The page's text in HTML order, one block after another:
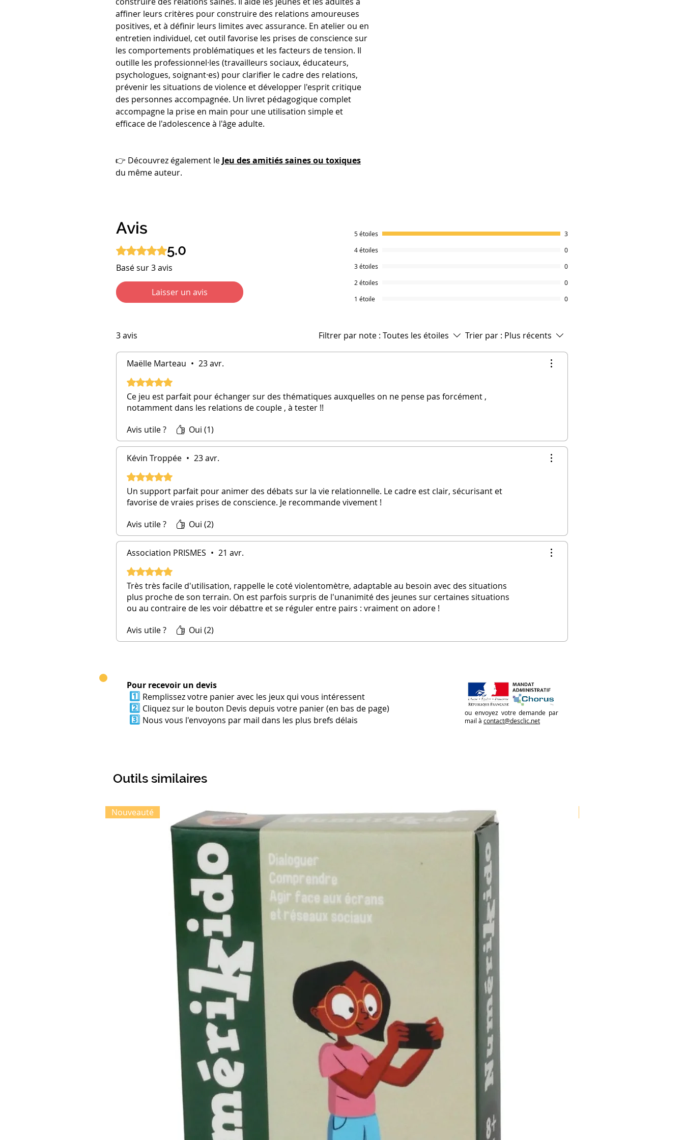
affiner leurs critères pour construire des relations amoureuses
positives, et à définir leurs limites avec assurance. En atelier ou en
entretien individuel, cet outil favorise les prises de conscience sur
les comportements problématiques et les facteurs de tension. Il
outille les professionnel·les (travailleurs sociaux, éducateurs,
psychologues, soignant·es) pour clarifier le cadre des relations,
prévenir les situations de violence et développer l'esprit critique
des personnes accompagnée. Un livret pédagogique complet
accompagne la prise en main pour une utilisation simple et
efficace de l'adolescence à l'âge adulte.
👉 Découvrez également le Jeu des amitiés saines ou toxiques
du même auteur.
Avis
Noté 5 sur 5. 5.0
Basé sur 3 avis
Laisser un avis
5 étoiles
3
4 étoiles
0
3 étoiles
0
2 étoiles
0
1 étoile
0
3 avis Filtrer par note : Toutes les étoiles Trier par : Plus récents
Maëlle Marteau • 23 avr.
Noté 5 sur 5.
Ce jeu est parfait pour échanger sur des thématiques auxquelles on ne pense pas forcément ,
notamment dans les relations de couple , à tester !!
Avis utile ?
Oui (1)
Kévin Troppée • 23 avr.
Noté 5 sur 5.
Un support parfait pour animer des débats sur la vie relationnelle. Le cadre est clair, sécurisant et
favorise de vraies prises de conscience. Je recommande vivement !
Avis utile ?
Oui (2)
Association PRISMES • 21 avr.
Noté 5 sur 5.
Très très facile d'utilisation, rappelle le coté violentomètre, adaptable au besoin avec des situations
plus proche de son terrain. On est parfois surpris de l'unanimité des jeunes sur certaines situations
ou au contraire de les voir débattre et se réguler entre pairs : vraiment on adore !
Avis utile ?
Oui (2)
Pour recevoir un devis
1️⃣ Remplissez votre panier avec les jeux qui vous intéressent
2️⃣ Cliquez sur le bouton Devis depuis votre panier (en bas de page)
3️⃣ Nous vous l'envoyons par mail dans les plus brefs délais
ou envoyez votre demande par
mail à contact@desclic.net
Outils similaires
Nouveauté